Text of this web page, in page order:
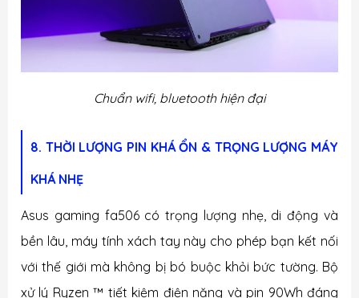
Chuẩn wifi, bluetooth hiện đại
8. THỜI LƯỢNG PIN KHÁ ỔN & TRỌNG LƯỢNG MÁY
KHÁ NHẸ
Asus gaming fa506 có trọng lượng nhẹ, di động và
bền lâu, máy tính xách tay này cho phép bạn kết nối
với thế giới mà không bị bó buộc khỏi bức tường. Bộ
xử lý Ryzen ™ tiết kiệm điện năng và pin 90Wh đáng